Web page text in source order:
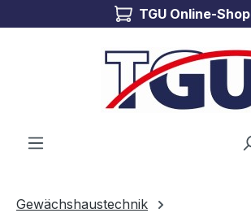
Zum Hauptinhalt springenTGU Online-Shop
Gewächshaustechnik